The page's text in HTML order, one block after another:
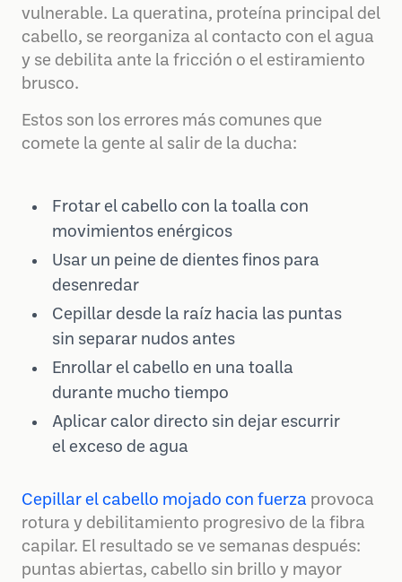
vulnerable. La queratina, proteína principal del
cabello, se reorganiza al contacto con el agua
y se debilita ante la fricción o el estiramiento
brusco.
Estos son los errores más comunes que
comete la gente al salir de la ducha:
Frotar el cabello con la toalla con
movimientos enérgicos
Usar un peine de dientes finos para
desenredar
Cepillar desde la raíz hacia las puntas
sin separar nudos antes
Enrollar el cabello en una toalla
durante mucho tiempo
Aplicar calor directo sin dejar escurrir
el exceso de agua
Cepillar el cabello mojado con fuerza provoca
rotura y debilitamiento progresivo de la fibra
capilar. El resultado se ve semanas después:
puntas abiertas, cabello sin brillo y mayor